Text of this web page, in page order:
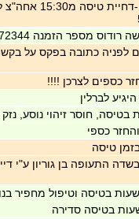
מספר הזמנה 3872344
לפניה כתובה בפקס על
כספים לצרכן !!!!
לברלין
כספי
טיסה
התעופה בן גוריון ע"י